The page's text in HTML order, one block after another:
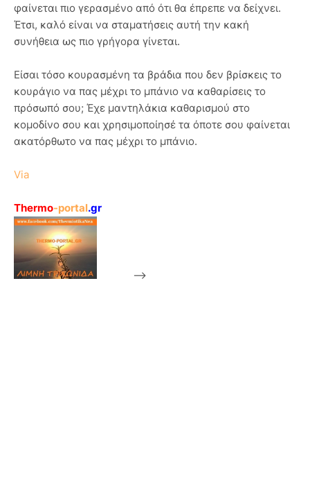
φαίνεται πιο γερασμένο από ότι θα έπρεπε να δείχνει.
Έτσι, καλό είναι να σταματήσεις αυτή την κακή
συνήθεια ως πιο γρήγορα γίνεται.
Είσαι τόσο κουρασμένη τα βράδια που δεν βρίσκεις το
κουράγιο να πας μέχρι το μπάνιο να καθαρίσεις το
πρόσωπό σου; Έχε μαντηλάκια καθαρισμού στο
κομοδίνο σου και χρησιμοποίησέ τα όποτε σου φαίνεται
ακατόρθωτο να πας μέχρι το μπάνιο.
Via
Thermo-portal.gr
-->